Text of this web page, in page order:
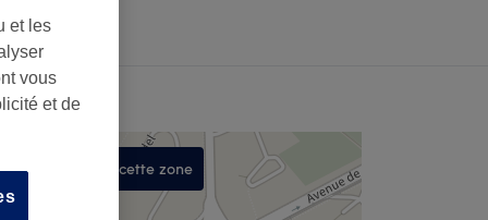
dans cette zone
et les
vous
et de